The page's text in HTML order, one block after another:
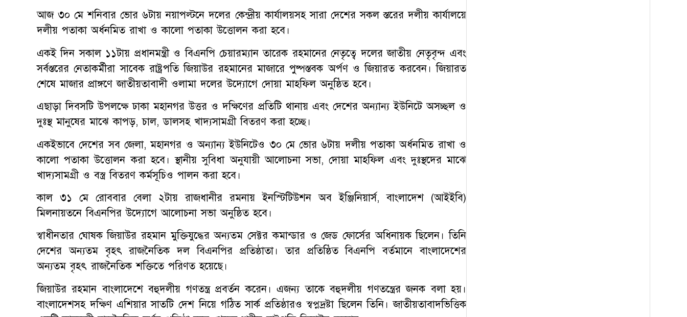
আজ ৩০ মে শনিবার ভোর ৬টায় নয়াপল্টনে দলের কেন্দ্রীয় কার্যালয়সহ সারা দেশের সকল স্তরের দলীয় কার্যালয়ে
দলীয় পতাকা অর্ধনমিত রাখা ও কালো পতাকা উত্তোলন করা হবে।
একই দিন সকাল ১১টায় প্রধানমন্ত্রী ও বিএনপি চেয়ারম্যান তারেক রহমানের নেতৃত্বে দলের জাতীয় নেতৃবৃন্দ এবং
সর্বস্তরের নেতাকর্মীরা সাবেক রাষ্ট্রপতি জিয়াউর রহমানের মাজারে পুষ্পস্তবক অর্পণ ও জিয়ারত করবেন। জিয়ারত
শেষে মাজার প্রাঙ্গণে জাতীয়তাবাদী ওলামা দলের উদ্যোগে দোয়া মাহফিল অনুষ্ঠিত হবে।
এছাড়া দিবসটি উপলক্ষে ঢাকা মহানগর উত্তর ও দক্ষিণের প্রতিটি থানায় এবং দেশের অন্যান্য ইউনিটে অসচ্ছল ও
দুঃস্থ মানুষের মাঝে কাপড়, চাল, ডালসহ খাদ্যসামগ্রী বিতরণ করা হচ্ছে।
একইভাবে দেশের সব জেলা, মহানগর ও অন্যান্য ইউনিটেও ৩০ মে ভোর ৬টায় দলীয় পতাকা অর্ধনমিত রাখা ও
কালো পতাকা উত্তোলন করা হবে। স্থানীয় সুবিধা অনুযায়ী আলোচনা সভা, দোয়া মাহফিল এবং দুঃস্থদের মাঝে
খাদ্যসামগ্রী ও বস্ত্র বিতরণ কর্মসূচিও পালন করা হবে।
কাল ৩১ মে রোববার বেলা ২টায় রাজধানীর রমনায় ইনস্টিটিউশন অব ইঞ্জিনিয়ার্স, বাংলাদেশ (আইইবি)
মিলনায়তনে বিএনপির উদ্যোগে আলোচনা সভা অনুষ্ঠিত হবে।
স্বাধীনতার ঘোষক জিয়াউর রহমান মুক্তিযুদ্ধের অন্যতম সেক্টর কমান্ডার ও জেড ফোর্সের অধিনায়ক ছিলেন। তিনি
দেশের অন্যতম বৃহৎ রাজনৈতিক দল বিএনপির প্রতিষ্ঠাতা। তার প্রতিষ্ঠিত বিএনপি বর্তমানে বাংলাদেশের
অন্যতম বৃহৎ রাজনৈতিক শক্তিতে পরিণত হয়েছে।
জিয়াউর রহমান বাংলাদেশে বহুদলীয় গণতন্ত্র প্রবর্তন করেন। এজন্য তাকে বহুদলীয় গণতন্ত্রের জনক বলা হয়।
বাংলাদেশসহ দক্ষিণ এশিয়ার সাতটি দেশ নিয়ে গঠিত সার্ক প্রতিষ্ঠারও স্বপ্নদ্রষ্টা ছিলেন তিনি। জাতীয়তাবাদভিত্তিক